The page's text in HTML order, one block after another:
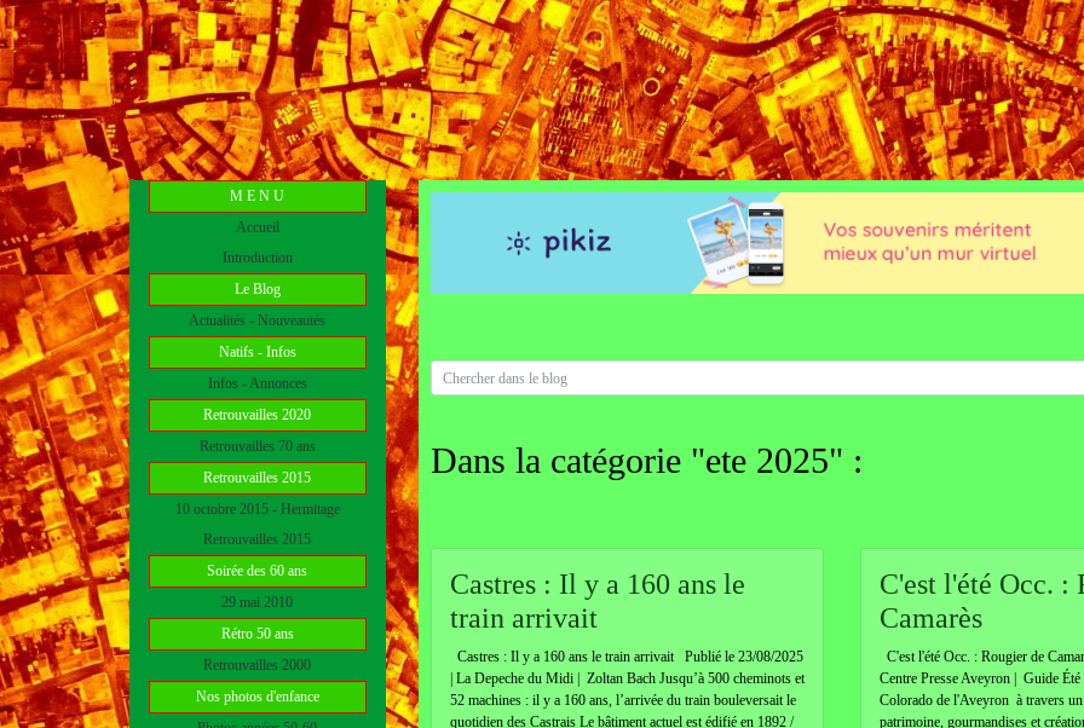
M E N U
Accueil
Introduction
Le Blog
Actualités - Nouveautés
Natifs - Infos
Infos - Annonces
Retrouvailles 2020
Retrouvailles 70 ans
Retrouvailles 2015
10 octobre 2015 - Hermitage
Retrouvailles 2015
Soirée des 60 ans
29 mai 2010
Rétro 50 ans
Retrouvailles 2000
Nos photos d'enfance
Dans la catégorie "ete 2025" :
Castres : Il y a 160 ans le
train arrivait
Castres : Il y a 160 ans le train arrivait Publié le 23/08/2025
| La Depeche du Midi | Zoltan Bach Jusqu’à 500 cheminots et
52 machines : il y a 160 ans, l’arrivée du train bouleversait le
quotidien des Castrais Le bâtiment actuel est édifié en 1892 /
C'est l'été Occ. :
Camarès
C'est l'été Occ. : Rougier de
Centre Presse Aveyron | Guide
Colorado de l'Aveyron à travers
patrimoine, gourmandises et